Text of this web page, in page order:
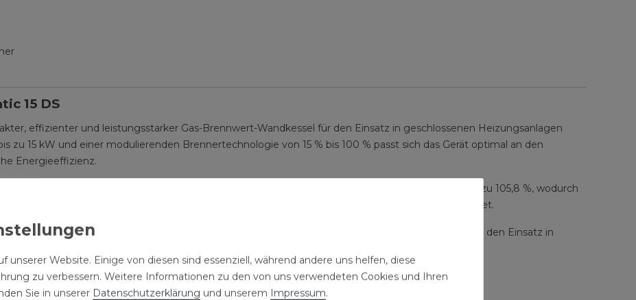
15 DS
effizienter und leistungsstarker Gas-Brennwert-Wandkessel für den Einsatz in geschlossenen Heizungsanlagen
zu 15 kW und einer modulierenden Brennertechnologie von 15 % bis 100 % passt sich das Gerät optimal an den
Energieeffizienz.
und der modernen Brennwerttechnologie erzielt der Kessel einen Wirkungsgrad von bis zu 105,8 %, wodurch
Der Kessel ist für Erdgas E/LL, Flüssiggas sowie Wasserstoff (H₂-ready mit 20 % Anteil) geeignet.
Betriebsweise (Schallleistungspegel von nur 50 dB) eignet sich das Gerät hervorragend für den Einsatz in
unserer Website. Einige von diesen sind essenziell, während andere uns helfen, diese
zu verbessern. Weitere Informationen zu den von uns verwendeten Cookies und Ihren
Sie in unserer Daten­schutz­erklärung und unserem Impressum.